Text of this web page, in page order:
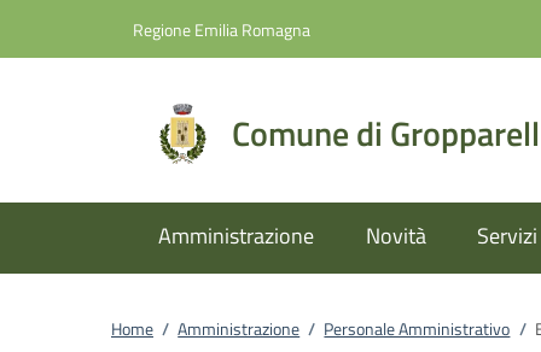
Regione Emilia Romagna
Comune di
Amministrazione Novità Servizi
Home / Amministrazione / Personale Amministrativo /